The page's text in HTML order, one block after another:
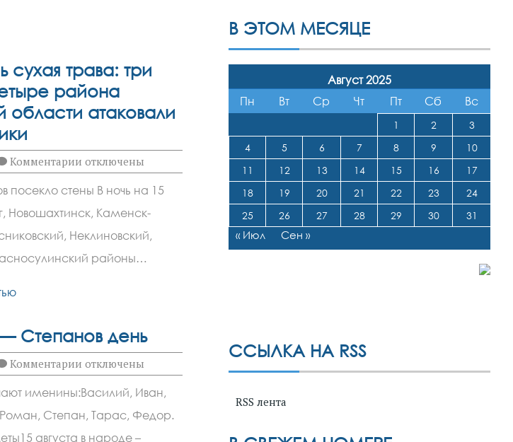
сухая трава: три
района
области атаковали
Комментарии к
записи
Загорелась
сухая
трава:
три
города
и
четыре
района
отключены
посекло стены В ночь на 15
Новошахтинск, Каменск-
Неклиновский,
районы…
— Степанов день
Комментарии к
записи
15
августа
—
Степанов
день
отключены
именины:Василий, Иван,
Степан, Тарас, Федор.
августа в народе –
В ЭТОМ МЕСЯЦЕ
Август 2025
Пн
Вт Ср Чт Пт Сб Вс
1 2
3
4
5 6 7 8 9
10
11
12 13 14 15 16
17
18
19 20 21 22 23
24
25
26 27 28 29 30 31
« Июл Сен »
ССЫЛКА НА RSS
RSS лента